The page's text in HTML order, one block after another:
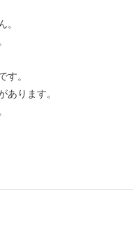
。
ります。